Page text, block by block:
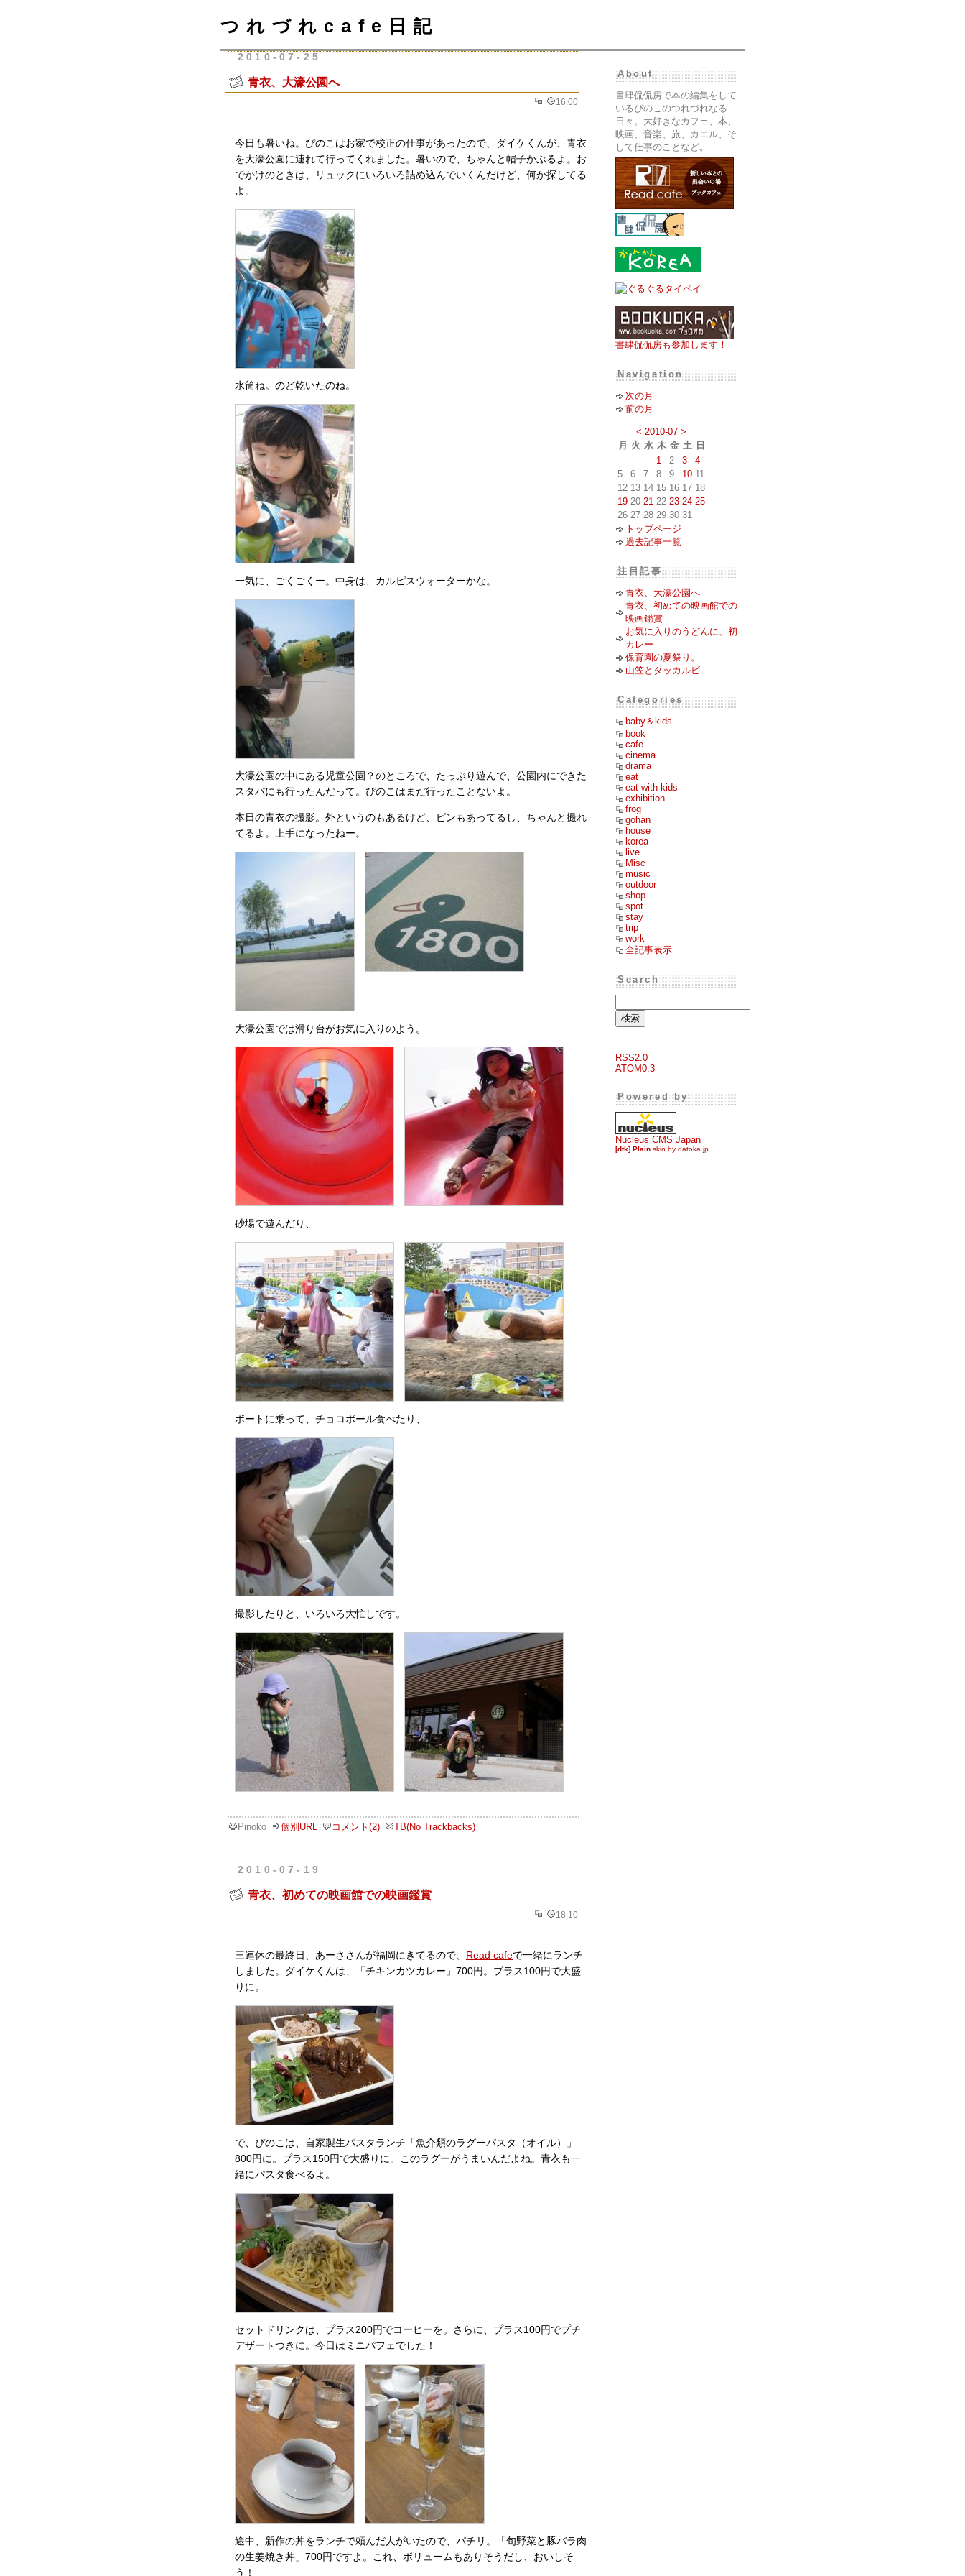
つれづれcafe日記
2010-07-25
青衣、大濠公園へ
16:00
今日も暑いね。ぴのこはお家で校正の仕事があったので、ダイケくんが、青衣
を大濠公園に連れて行ってくれました。暑いので、ちゃんと帽子かぶるよ。お
でかけのときは、リュックにいろいろ詰め込んでいくんだけど、何か探してる
よ。
水筒ね。のど乾いたのね。
一気に、ごくごくー。中身は、カルピスウォーターかな。
大濠公園の中にある児童公園？のところで、たっぷり遊んで、公園内にできた
スタバにも行ったんだって。ぴのこはまだ行ったことないよ。
本日の青衣の撮影。外というのもあるけど、ピンもあってるし、ちゃんと撮れ
てるよ。上手になったねー。
大濠公園では滑り台がお気に入りのよう。
砂場で遊んだり、
ボートに乗って、チョコボール食べたり、
撮影したりと、いろいろ大忙しです。
Pinoko 個別URL コメント(2) TB(No Trackbacks)
2010-07-19
青衣、初めての映画館での映画鑑賞
18:10
三連休の最終日、あーささんが福岡にきてるので、 Read cafeで一緒にランチ
しました。ダイケくんは、「チキンカツカレー」700円。プラス100円で大盛
りに。
で、ぴのこは、自家製生パスタランチ「魚介類のラグーパスタ（オイル）」
800円に。プラス150円で大盛りに。このラグーがうまいんだよね。青衣も一
緒にパスタ食べるよ。
セットドリンクは、プラス200円でコーヒーを。さらに、プラス100円でプチ
デザートつきに。今日はミニパフェでした！
途中、新作の丼をランチで頼んだ人がいたので、パチリ。「旬野菜と豚バラ肉
の生姜焼き丼」700円ですよ。これ、ボリュームもありそうだし、おいしそ
う！
About
書肆侃侃房で本の編集をして
いるぴのこのつれづれなる
日々。大好きなカフェ、本、
映画、音楽、旅、カエル、そ
して仕事のことなど。
書肆侃侃房も参加します！
Navigation
次の月
前の月
< 2010-07 >
月
火 水 木 金 土 日
1
2 3
4
5
6 7 8 9 10 11
12 13 14 15 16 17 18
19 20 21 22 23 24 25
26 27 28 29 30 31
トップページ
過去記事一覧
注目記事
青衣、大濠公園へ
青衣、初めての映画館での
映画鑑賞
お気に入りのうどんに、初
カレー
保育園の夏祭り。
山笠とタッカルビ
Categories
baby＆kids
book
cafe
cinema
drama
eat
eat with kids
exhibition
frog
gohan
house
korea
live
Misc
music
outdoor
shop
spot
stay
trip
work
全記事表示
Search
RSS2.0
ATOM0.3
Powered by
Nucleus CMS Japan
[dtk] Plain skin by datoka.jp